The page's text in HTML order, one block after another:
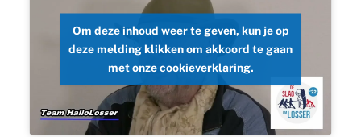
Om deze inhoud weer te geven, kun je op
deze melding klikken om akkoord te gaan
met onze cookieverklaring.